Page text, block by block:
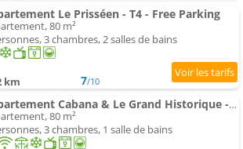
Le Prisséen - T4 - Free Parking
80 m²
3 chambres, 2 salles de bains
km 7/10
Appartement Cabana & Le Grand Historique - Centre-Ville
80 m²
3 chambres, 1 salle de bains